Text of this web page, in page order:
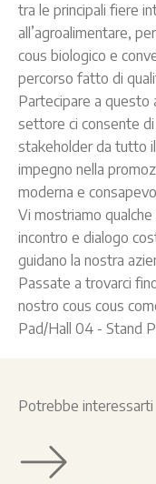
tra le principali fiere
all’agroalimentare,
cous biologico e
percorso fatto di
Partecipare a questo
settore ci consente
stakeholder da tutto
impegno nella
moderna e
Vi mostriamo
incontro e dialogo
guidano la nostra
Passate a trovarci
nostro cous cous
Pad/Hall 04 - Stand
Potrebbe interessarti